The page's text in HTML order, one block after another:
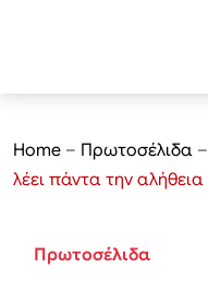
Home – Πρωτοσέλιδα –
λέει πάντα την αλήθεια
Πρωτοσέλιδα